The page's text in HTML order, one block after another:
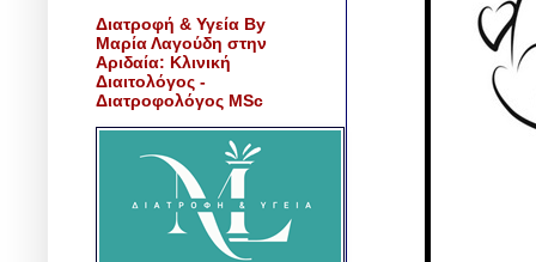
Διατροφή & Υγεία By
Μαρία Λαγούδη στην
Αριδαία: Κλινική
Διαιτολόγος -
Διατροφολόγος MSc